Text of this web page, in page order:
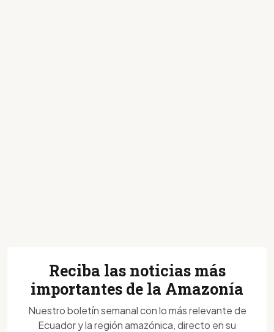
Reciba las noticias más
importantes de la Amazonía
Nuestro boletín semanal con lo más relevante de
Ecuador y la región amazónica, directo en su